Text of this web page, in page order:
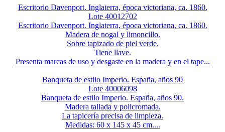
Escritorio Davenport. Inglaterra, época victoriana, ca. 1860.
Lote 40012702
Escritorio Davenport. Inglaterra, época victoriana, ca. 1860.
Madera de nogal y limoncillo.
Sobre tapizado de piel verde.
Tiene llave.
Presenta marcas de uso y desgaste en la madera y en el tape...
Banqueta de estilo Imperio. España, años 90
Lote 40006098
Banqueta de estilo Imperio. España, años 90.
Madera tallada y policromada.
La tapicería precisa de limpieza.
Medidas: 60 x 145 x 45 cm....